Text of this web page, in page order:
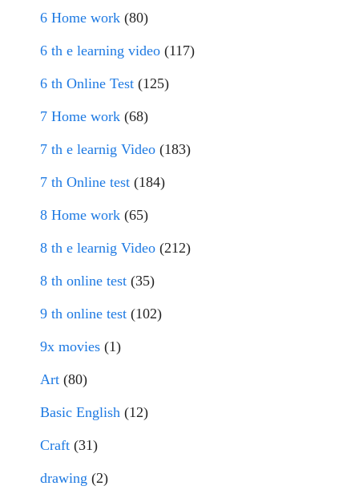
6 Home work (80)
6 th e learning video (117)
6 th Online Test (125)
7 Home work (68)
7 th e learnig Video (183)
7 th Online test (184)
8 Home work (65)
8 th e learnig Video (212)
8 th online test (35)
9 th online test (102)
9x movies (1)
Art (80)
Basic English (12)
Craft (31)
drawing (2)